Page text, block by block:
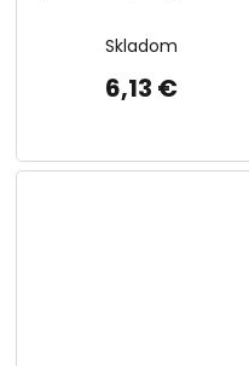
Skladom
6,13 €